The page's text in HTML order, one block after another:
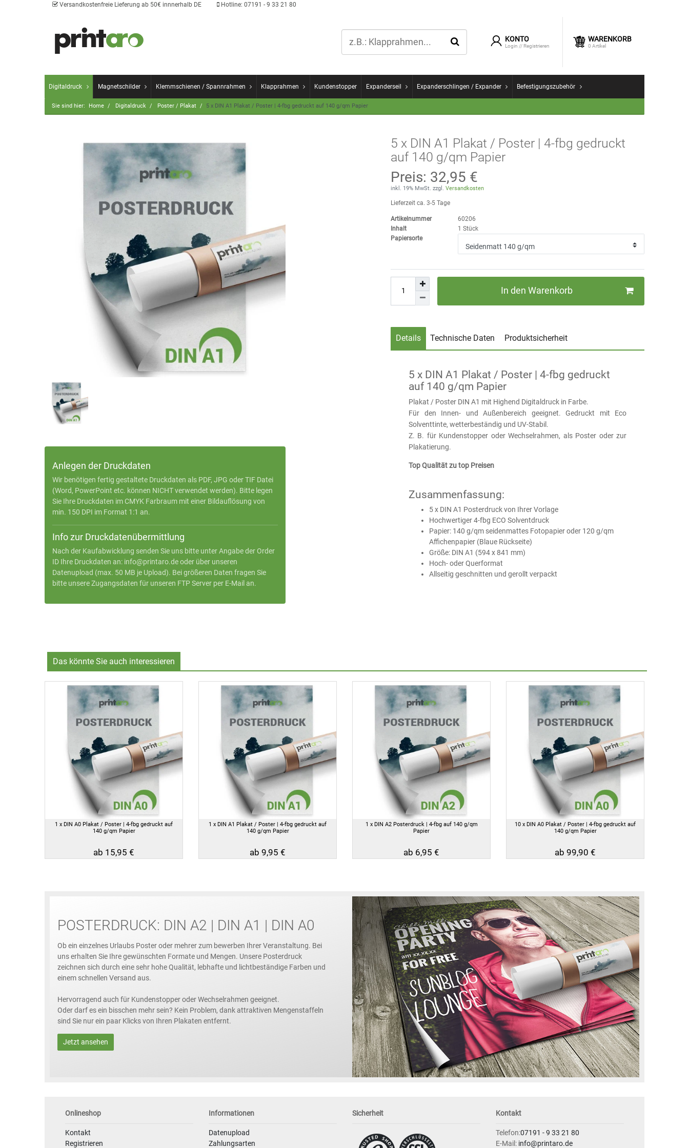
Versandkostenfreie Lieferung ab 50€ innnerhalb DE Hotline: 07191 - 9 33 21 80
KONTO
Login // Registrieren
WARENKORB
0 Artikel
Digitaldruck Magnetschilder Klemmschienen / Spannrahmen Klapprahmen Kundenstopper Expanderseil Expanderschlingen / Expander Befestigungszubehör
Sie sind hier: Home Digitaldruck Poster / Plakat 5 x DIN A1 Plakat / Poster | 4-fbg gedruckt auf 140 g/qm Papier
Anlegen der Druckdaten
Wir benötigen fertig gestaltete Druckdaten als PDF, JPG oder TIF Datei
(Word, PowerPoint etc. können NICHT verwendet werden). Bitte legen
Sie Ihre Druckdaten im CMYK Farbraum mit einer Bildauflösung von
min. 150 DPI im Format 1:1 an.
Info zur Druckdatenübermittlung
Nach der Kaufabwicklung senden Sie uns bitte unter Angabe der Order
ID Ihre Druckdaten an: info@printaro.deoder über unseren
Datenupload (max. 50 MB je Upload). Bei größeren Daten fragen Sie
bitte unsere Zugangsdaten für unseren FTP Server per E-Mail an.
5 x DIN A1 Plakat / Poster | 4-fbg gedruckt
auf 140 g/qm Papier
Preis: 32,95 €
inkl. 19% MwSt. zzgl. Versandkosten
Lieferzeit ca. 3-5 Tage
Artikelnummer
60206
Inhalt
1 Stück
Papiersorte
In den Warenkorb
Details Technische Daten Produktsicherheit
5 x DIN A1 Plakat / Poster | 4-fbg gedruckt
auf 140 g/qm Papier
Plakat / Poster DIN A1 mit Highend Digitaldruck in Farbe.
Für den Innen- und Außenbereich geeignet. Gedruckt mit Eco
Solventtinte, wetterbeständig und UV-Stabil.
Z. B. für Kundenstopper oder Wechselrahmen, als Poster oder zur
Plakatierung.
Top Qualität zu top Preisen
Zusammenfassung:
5 x DIN A1 Posterdruck von Ihrer Vorlage
Hochwertiger 4-fbg ECO Solventdruck
Papier: 140 g/qm seidenmattes Fotopapier oder 120 g/qm
Affichenpapier (Blaue Rückseite)
Größe: DIN A1 (594 x 841 mm)
Hoch- oder Querformat
Allseitig geschnitten und gerollt verpackt
Das könnte Sie auch interessieren
1 x DIN A0 Plakat / Poster | 4-fbg gedruckt auf
140 g/qm Papier
ab 15,95 €
1 x DIN A1 Plakat / Poster | 4-fbg gedruckt auf
140 g/qm Papier
ab 9,95 €
1 x DIN A2 Posterdruck | 4-fbg auf 140 g/qm
Papier
ab 6,95 €
10 x DIN A0 Plakat / Poster | 4-fbg gedruckt auf
140 g/qm Papier
ab 99,90 €
POSTERDRUCK: DIN A2 | DIN A1 | DIN A0
Ob ein einzelnes Urlaubs Poster oder mehrer zum bewerben Ihrer Veranstaltung. Bei
uns erhalten Sie Ihre gewünschten Formate und Mengen. Unsere Posterdruck
zeichnen sich durch eine sehr hohe Qualität, lebhafte und lichtbeständige Farben und
einem schnellen Versand aus.
Hervorragend auch für Kundenstopper oder Wechselrahmen geeignet.
Oder darf es ein bisschen mehr sein? Kein Problem, dank attraktiven Mengenstaffeln
sind Sie nur ein paar Klicks von Ihren Plakaten entfernt.
Jetzt ansehen
Onlineshop
Kontakt
Registrieren
Informationen
Datenupload
Zahlungsarten
Sicherheit Kontakt
Telefon:07191 - 9 33 21 80
E-Mail: info@printaro.de